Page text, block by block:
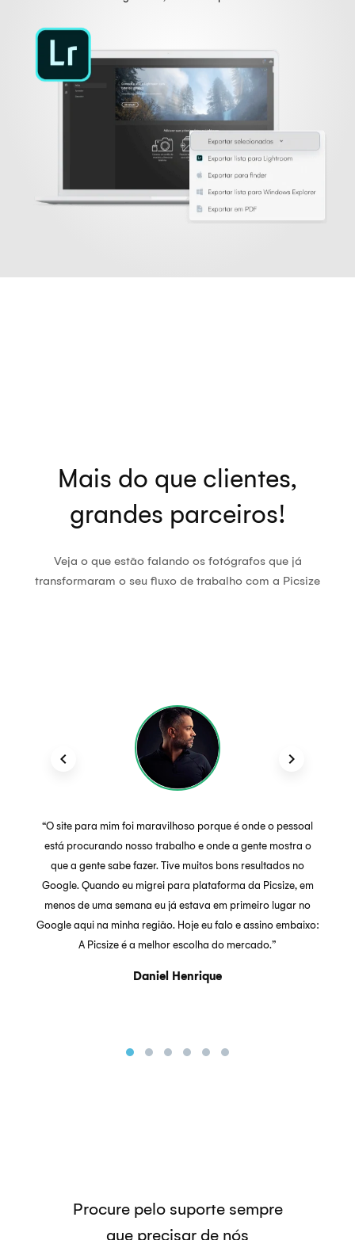
Mais do que clientes,
grandes parceiros!
Veja o que estão falando os fotógrafos que já
transformaram o seu fluxo de trabalho com a Picsize
“O site para mim foi maravilhoso porque é onde o pessoal
está procurando nosso trabalho e onde a gente mostra o
que a gente sabe fazer. Tive muitos bons resultados no
Google. Quando eu migrei para plataforma da Picsize, em
menos de uma semana eu já estava em primeiro lugar no
Google aqui na minha região. Hoje eu falo e assino embaixo:
A Picsize é a melhor escolha do mercado.”
Daniel Henrique
keyboard_arrow_left keyboard_arrow_right
Procure pelo suporte sempre
que precisar de nós